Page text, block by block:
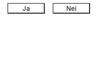
Ja Nei